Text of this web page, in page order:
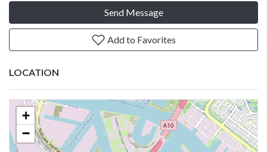
Send Message
Add to Favorites
LOCATION
+
−